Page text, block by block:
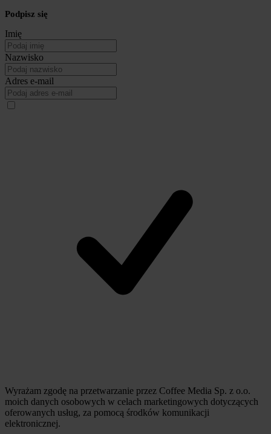
Podpisz się
Imię
Nazwisko
Adres e-mail
Wyrażam zgodę na przetwarzanie przez Coffee Media Sp. z o.o.
moich danych osobowych w celach marketingowych dotyczących
oferowanych usług, za pomocą środków komunikacji
elektronicznej.